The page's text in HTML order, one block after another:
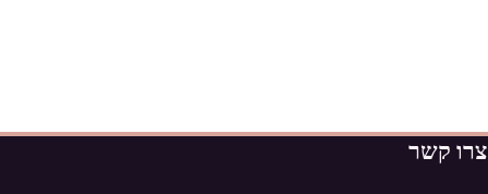
צרו קשר